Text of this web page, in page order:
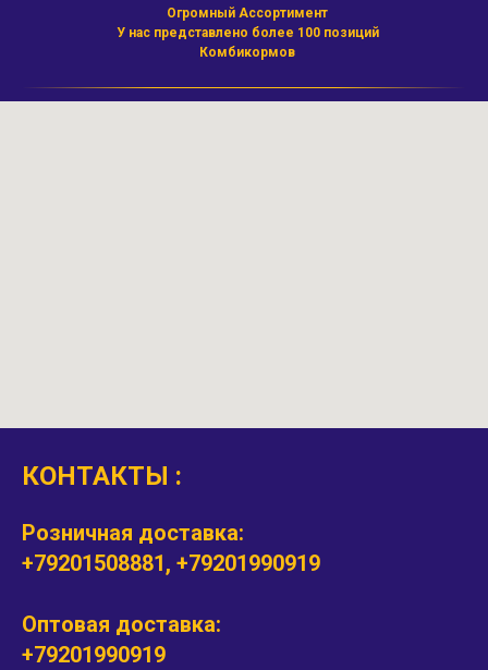
Огромный Ассортимент
У нас представлено более 100 позиций
Комбикормов
КОНТАКТЫ :
Розничная доставка:
+79201508881, +79201990919
Оптовая доставка:
+79201990919